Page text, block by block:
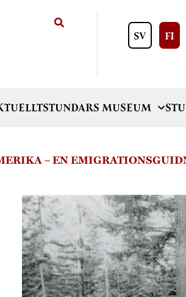
SV FI
STUNDARS MUSEUM
– EN